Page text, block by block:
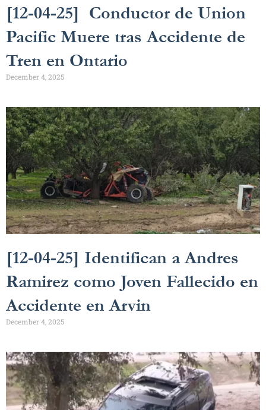
[12-04-25] Conductor de Union
Pacific Muere tras Accidente de
Tren en Ontario
December 4, 2025
[12-04-25] Identifican a Andres
Ramirez como Joven Fallecido en
Accidente en Arvin
December 4, 2025